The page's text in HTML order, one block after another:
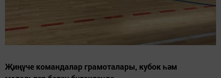
Җиңүче командалар грамоталары, кубок һәм